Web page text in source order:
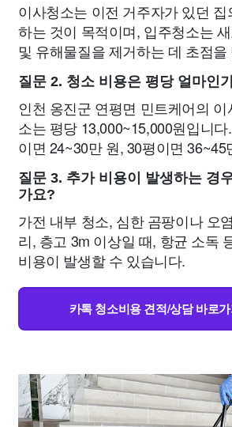
이사청소는 이전 거주자가 있던
하는 것이 목적이며, 입주청소는
및 유해물질을 제거하는 데 초점을
질문 2. 청소 비용은 평당 얼마인
인천 옹진군 연평면 민트케어의
소는 평당 13,000~15,000원입니
이면 24~30만 원, 30평이면
질문 3. 추가 비용이 발생하는 경
가요?
가전 내부 청소, 심한 곰팡이나 오
리, 층고 3m 이상일 때, 항균 소독
비용이 발생할 수 있습니다.
카톡 청소비용 견적/상담 바로